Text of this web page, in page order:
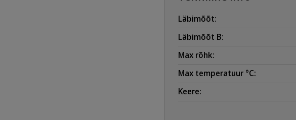
Läbimõõt:
Läbimõõt B:
Max rõhk:
Max temperatuur °C:
Keere: